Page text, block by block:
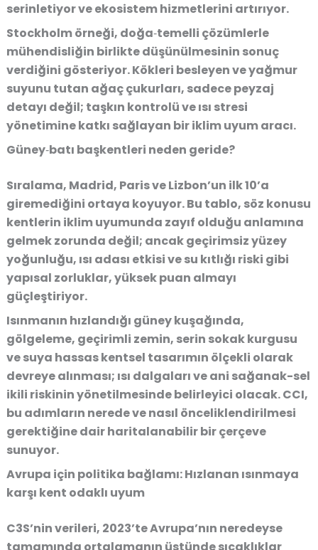
serinletiyor ve ekosistem hizmetlerini artırıyor.
Stockholm örneği, doğa‑temelli çözümlerle
mühendisliğin birlikte düşünülmesinin sonuç
verdiğini gösteriyor. Kökleri besleyen ve yağmur
suyunu tutan ağaç çukurları, sadece peyzaj
detayı değil; taşkın kontrolü ve ısı stresi
yönetimine katkı sağlayan bir iklim uyum aracı.
Güney‑batı başkentleri neden geride?
Sıralama, Madrid, Paris ve Lizbon’un ilk 10’a
giremediğini ortaya koyuyor. Bu tablo, söz konusu
kentlerin iklim uyumunda zayıf olduğu anlamına
gelmek zorunda değil; ancak geçirimsiz yüzey
yoğunluğu, ısı adası etkisi ve su kıtlığı riski gibi
yapısal zorluklar, yüksek puan almayı
güçleştiriyor.
Isınmanın hızlandığı güney kuşağında,
gölgeleme, geçirimli zemin, serin sokak kurgusu
ve suya hassas kentsel tasarımın ölçekli olarak
devreye alınması; ısı dalgaları ve ani sağanak-sel
ikili riskinin yönetilmesinde belirleyici olacak. CCI,
bu adımların nerede ve nasıl önceliklendirilmesi
gerektiğine dair haritalanabilir bir çerçeve
sunuyor.
Avrupa için politika bağlamı: Hızlanan ısınmaya
karşı kent odaklı uyum
C3S’nin verileri, 2023’te Avrupa’nın neredeyse